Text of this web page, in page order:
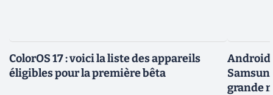
ColorOS 17 : voici la liste des appareils
éligibles pour la première bêta
Android
grande